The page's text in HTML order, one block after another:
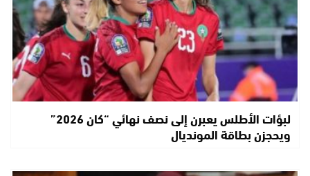
لبؤات الأطلس يعبرن إلى نصف نهائي “كان 2026”
ويحجزن بطاقة المونديال